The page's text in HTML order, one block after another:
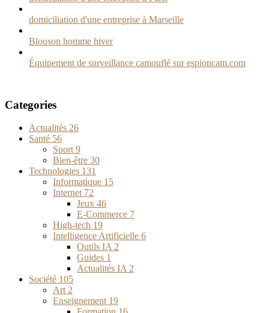
domiciliation d'une entreprise à Marseille
Blouson homme hiver
Équipement de surveillance camouflé sur espioncam.com
Categories
Actualités 26
Santé 56
Sport 9
Bien-être 30
Technologies 131
Informatique 15
Internet 72
Jeux 46
E-Commerce 7
High-tech 19
Intelligence Artificielle 6
Outils IA 2
Guides 1
Actualités IA 2
Société 105
Art 2
Enseignement 19